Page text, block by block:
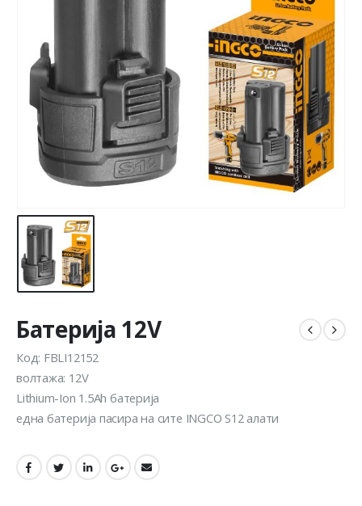
Батерија 12V
Код: FBLI12152
волтажа: 12V
Lithium-Ion 1.5Ah батерија
една батерија пасира на сите INGCO S12 алати